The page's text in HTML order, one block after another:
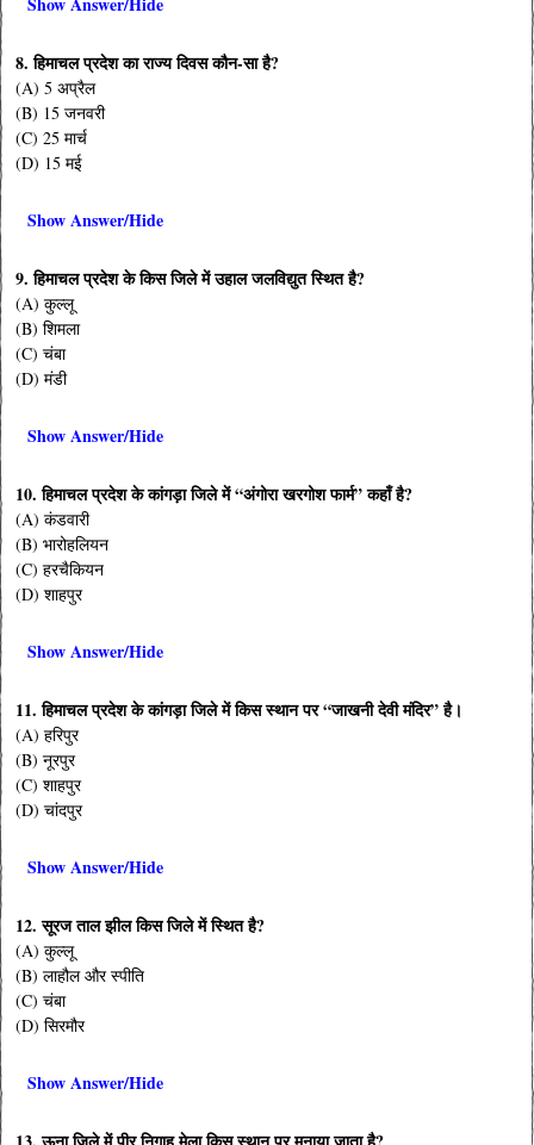
8. हिमाचल प्रदेश का राज्य दिवस कौन-सा है?
(A) 5 अप्रैल
(B) 15 जनवरी
(C) 25 मार्च
(D) 15 मई
Show Answer/Hide
9. हिमाचल प्रदेश के किस जिले में उहाल जलविद्युत स्थित है?
(A) कुल्लू
(B) शिमला
(C) चंबा
(D) मंडी
Show Answer/Hide
10. हिमाचल प्रदेश के कांगड़ा जिले में “अंगोरा खरगोश फार्म” कहाँ है?
(A) कंडवारी
(B) भारोहलियन
(C) हरचैकियन
(D) शाहपुर
Show Answer/Hide
11. हिमाचल प्रदेश के कांगड़ा जिले में किस स्थान पर “जाखनी देवी मंदिर” है।
(A) हरिपुर
(B) नूरपुर
(C) शाहपुर
(D) चांदपुर
Show Answer/Hide
12. सूरज ताल झील किस जिले में स्थित है?
(A) कुल्लू
(B) लाहौल और स्पीति
(C) चंबा
(D) सिरमौर
Show Answer/Hide